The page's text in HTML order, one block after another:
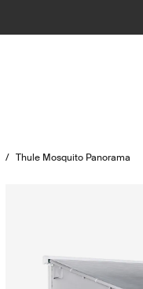
/ Thule Mosquito Panorama